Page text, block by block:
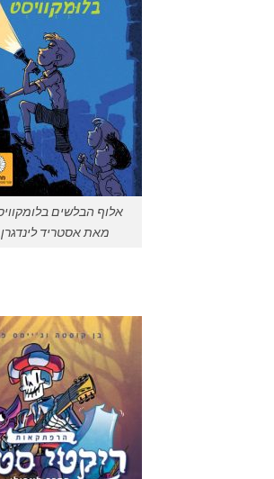
אלוף הבלשים
מאת אסטריד לינדגרן